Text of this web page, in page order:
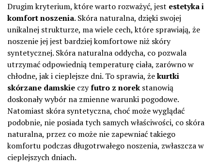
Drugim kryterium, które warto rozważyć, jest estetyka i
komfort noszenia. Skóra naturalna, dzięki swojej
unikalnej strukturze, ma wiele cech, które sprawiają, że
noszenie jej jest bardziej komfortowe niż skóry
syntetycznej. Skóra naturalna oddycha, co pozwala
utrzymać odpowiednią temperaturę ciała, zarówno w
chłodne, jak i cieplejsze dni. To sprawia, żekurtki
skórzane damskie czyfutro z norek stanowią
doskonały wybór na zmienne warunki pogodowe.
Natomiast skóra syntetyczna, choć może wyglądać
podobnie, nie posiada tych samych właściwości, co skóra
naturalna, przez co może nie zapewniać takiego
komfortu podczas długotrwałego noszenia, zwłaszcza w
cieplejszych dniach.